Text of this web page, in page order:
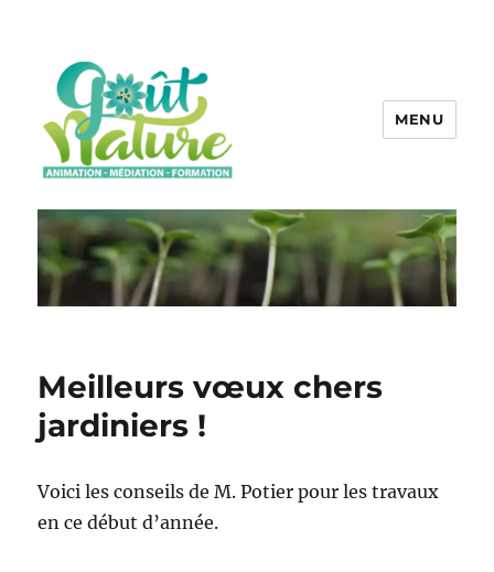
MENU
Meilleurs vœux chers
jardiniers !
Voici les conseils de M. Potier pour les travaux
en ce début d’année.